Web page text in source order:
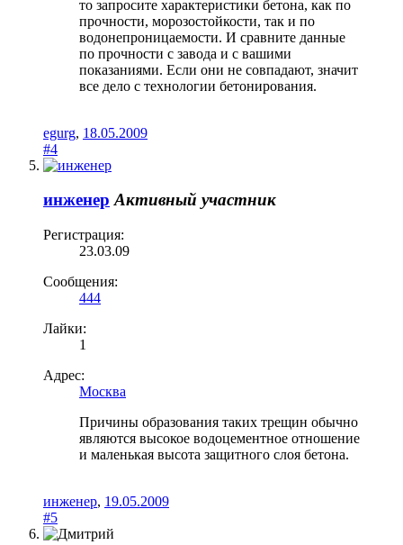
то запросите характеристики бетона, как по
прочности, морозостойкости, так и по
водонепроницаемости. И сравните данные
по прочности с завода и с вашими
показаниями. Если они не совпадают, значит
все дело с технологии бетонирования.
egurg, 18.05.2009
#4
инженер Активный участник
Регистрация:
23.03.09
Сообщения:
444
Лайки:
1
Адрес:
Москва
Причины образования таких трещин обычно
являются высокое водоцементное отношение
и маленькая высота защитного слоя бетона.
инженер, 19.05.2009
#5